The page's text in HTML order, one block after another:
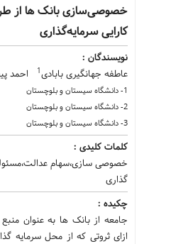
خصوصی‌سازی بانک ها از
کارایی سرمایه‌گذاری
نویسندگان :
عاطفه جهانگیری بابادی1 احمد
1- دانشگاه سیستان و بلوچستان
2- دانشگاه سیستان و بلوچستان
3- دانشگاه سیستان و بلوچستان
کلمات کلیدی :
خصوصی سازی،سهام
گذاری
چکیده :
جامعه از بانک ها به عنوان
ازای ثروتی که از محل سرمایه